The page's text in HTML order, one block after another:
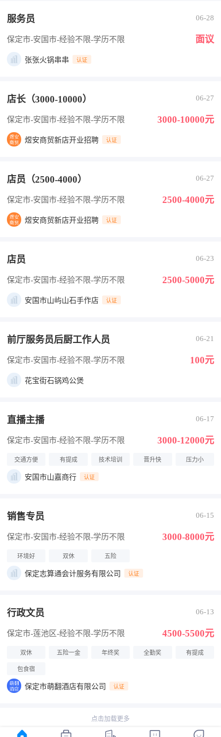
服务员 06-28
保定市-安国市-经验不限-学历不限 面议
张张火锅串串 认证
店长（3000-10000） 06-27
保定市-安国市-经验不限-学历不限 3000-10000元
煜安商贸新店开业招聘 认证
店员（2500-4000） 06-27
保定市-安国市-经验不限-学历不限 2500-4000元
煜安商贸新店开业招聘 认证
店员 06-23
保定市-安国市-经验不限-学历不限 2500-5000元
安国市山屿山石手作店 认证
前厅服务员后厨工作人员 06-21
保定市-安国市-经验不限-学历不限 100元
花宝街石锅鸡公煲
直播主播 06-17
保定市-安国市-经验不限-学历不限 3000-12000元
交通方便 有提成 技术培训 晋升快 压力小
安国市山嘉商行 认证
销售专员 06-15
保定市-安国市-经验不限-学历不限 3000-8000元
环境好 双休 五险
保定志算通会计服务有限公司 认证
行政文员 06-13
保定市-莲池区-经验不限-学历不限 4500-5500元
双休 五险一金 年终奖 全勤奖 有提成
包食宿
保定市萌翻酒店有限公司 认证
点击加载更多